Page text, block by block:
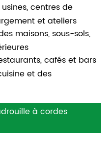
centres de
et ateliers
maisons, sous-sols,
cafés et bars
et des
à cordes